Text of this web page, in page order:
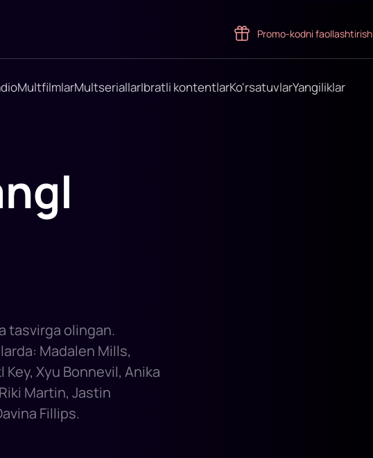
Promo-kodni faollashtirish
MultfilmlarMultseriallarIbratli kontentlarKo'rsatuvlarYangiliklar
tasvirga olingan.
Madalen Mills,
Xyu Bonnevil, Anika
Martin, Jastin
Fillips.